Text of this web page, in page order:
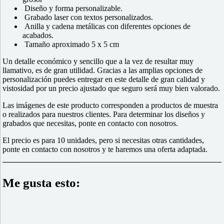
Diseño y forma personalizable.
Grabado laser con textos personalizados.
Anilla y cadena metálicas con diferentes opciones de
acabados.
Tamaño aproximado 5 x 5 cm
Un detalle económico y sencillo que a la vez de resultar muy
llamativo, es de gran utilidad. Gracias a las amplias opciones de
personalización puedes entregar en este detalle de gran calidad y
vistosidad por un precio ajustado que seguro será muy bien valorado.
Las imágenes de este producto corresponden a productos de muestra
o realizados para nuestros clientes. Para determinar los diseños y
grabados que necesitas, ponte en contacto con nosotros.
El precio es para 10 unidades, pero si necesitas otras cantidades,
ponte en contacto con nosotros y te haremos una oferta adaptada.
Me gusta esto: